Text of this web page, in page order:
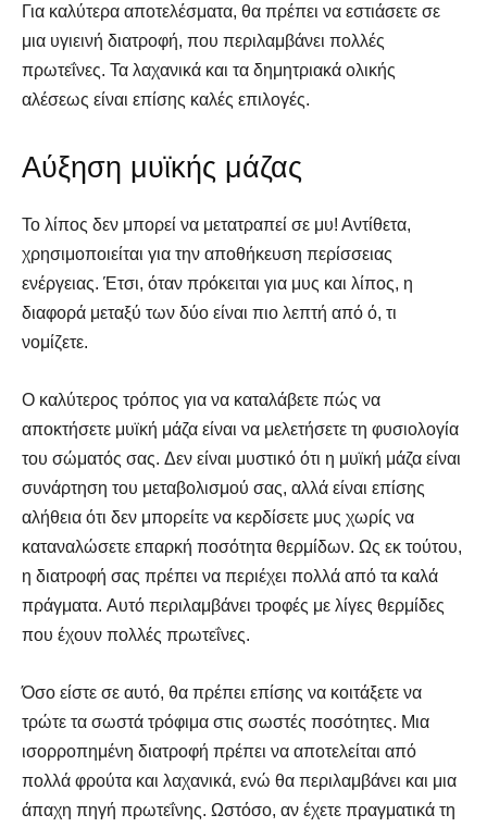
Για καλύτερα αποτελέσματα, θα πρέπει να εστιάσετε σε
μια υγιεινή διατροφή, που περιλαμβάνει πολλές
πρωτεΐνες. Τα λαχανικά και τα δημητριακά ολικής
αλέσεως είναι επίσης καλές επιλογές.
Αύξηση μυϊκής μάζας
Το λίπος δεν μπορεί να μετατραπεί σε μυ! Αντίθετα,
χρησιμοποιείται για την αποθήκευση περίσσειας
ενέργειας. Έτσι, όταν πρόκειται για μυς και λίπος, η
διαφορά μεταξύ των δύο είναι πιο λεπτή από ό, τι
νομίζετε.
Ο καλύτερος τρόπος για να καταλάβετε πώς να
αποκτήσετε μυϊκή μάζα είναι να μελετήσετε τη φυσιολογία
του σώματός σας. Δεν είναι μυστικό ότι η μυϊκή μάζα είναι
συνάρτηση του μεταβολισμού σας, αλλά είναι επίσης
αλήθεια ότι δεν μπορείτε να κερδίσετε μυς χωρίς να
καταναλώσετε επαρκή ποσότητα θερμίδων. Ως εκ τούτου,
η διατροφή σας πρέπει να περιέχει πολλά από τα καλά
πράγματα. Αυτό περιλαμβάνει τροφές με λίγες θερμίδες
που έχουν πολλές πρωτεΐνες.
Όσο είστε σε αυτό, θα πρέπει επίσης να κοιτάξετε να
τρώτε τα σωστά τρόφιμα στις σωστές ποσότητες. Μια
ισορροπημένη διατροφή πρέπει να αποτελείται από
πολλά φρούτα και λαχανικά, ενώ θα περιλαμβάνει και μια
άπαχη πηγή πρωτεΐνης. Ωστόσο, αν έχετε πραγματικά τη